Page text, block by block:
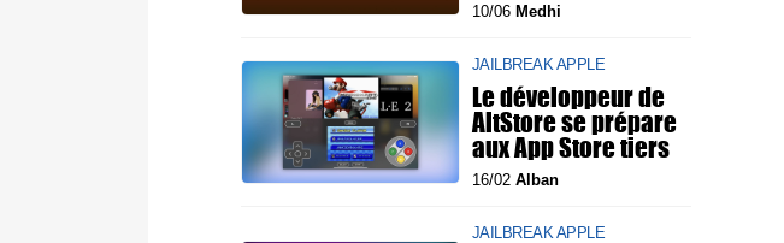
10/06 Medhi
JAILBREAK APPLE
Le développeur de
AltStore se prépare
aux App Store tiers
16/02 Alban
JAILBREAK APPLE